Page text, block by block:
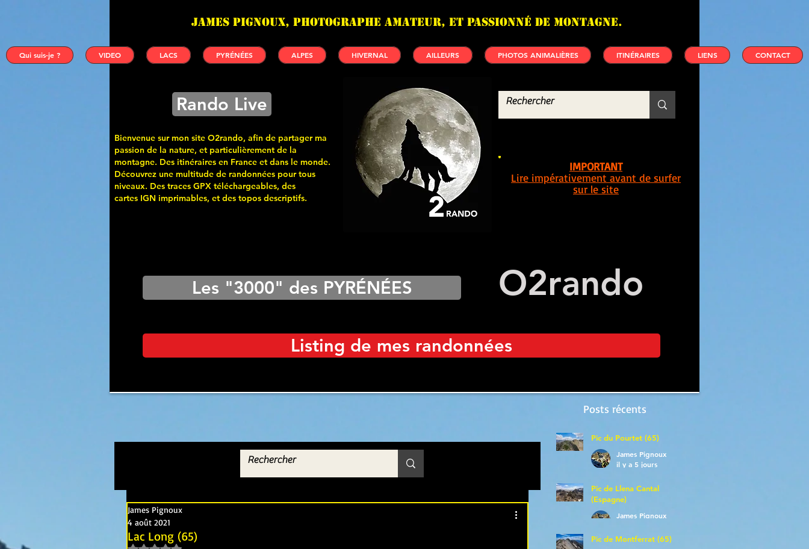
James PIGNOUX, photographe amateur, et passionné de montagne.
Qui suis-je ? VIDEO LACS PYRÉNÉES ALPES HIVERNAL AILLEURS PHOTOS ANIMALIÈRES ITINÉRAIRES LIENS CONTACT
Rando Live
Bienvenue sur mon site O2rando, afin de partager ma
passion de la nature, et particulièrement de la
montagne. Des itinéraires en France et dans le monde.
Découvrez une multitude de randonnées pour tous
niveaux. Des traces GPX téléchargeables, des
cartes IGN imprimables, et des topos descriptifs.
IMPORTANT
Lire impérativement avant de surfer
sur le site
Les "3000" des PYRÉNÉES O2rando
Listing de mes randonnées
Posts récents
Lac Long (65)
James Pignoux
4 août 2021
Pic du Pourtet (65)
James Pignoux
il y a 5 jours
Pic de Llena Cantal
(Espagne)
James Pignoux
Pic de Montferrat (65)